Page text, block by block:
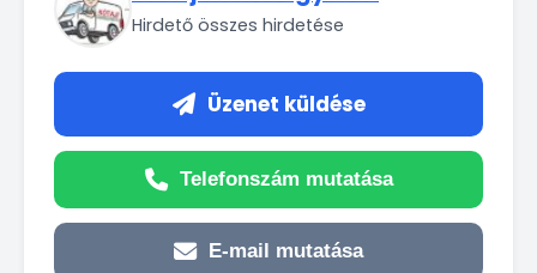
Hirdető összes hirdetése
Üzenet küldése
Telefonszám mutatása
E-mail mutatása